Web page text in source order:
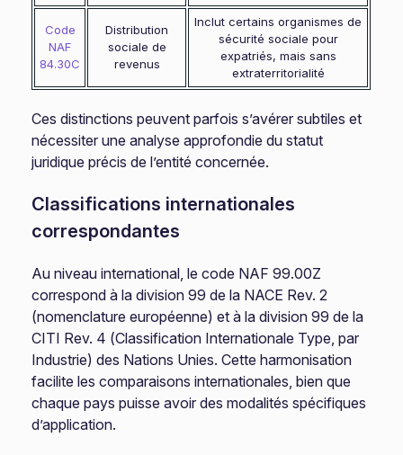
Code
NAF
84.30C
Distribution
sociale de
revenus
Inclut certains organismes de
sécurité sociale pour
expatriés, mais sans
extraterritorialité
Ces distinctions peuvent parfois s’avérer subtiles et
nécessiter une analyse approfondie du statut
juridique précis de l’entité concernée.
Classifications internationales
correspondantes
Au niveau international, le code NAF 99.00Z
correspond à la division 99 de la NACE Rev. 2
(nomenclature européenne) et à la division 99 de la
CITI Rev. 4 (Classification Internationale Type, par
Industrie) des Nations Unies. Cette harmonisation
facilite les comparaisons internationales, bien que
chaque pays puisse avoir des modalités spécifiques
d’application.